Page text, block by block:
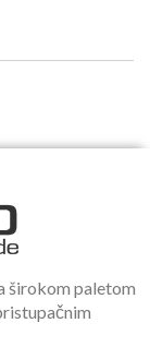
širokom paletom